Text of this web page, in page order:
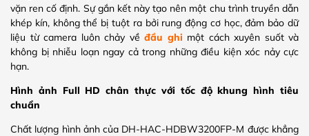
vặn ren cố định. Sự gắn kết này tạo nên một chu trình truyền dẫn
khép kín, không thể bị tuột ra bởi rung động cơ học, đảm bảo dữ
liệu từ camera luôn chảy về đầu ghi một cách xuyên suốt và
không bị nhiễu loạn ngay cả trong những điều kiện xóc nảy cực
hạn.
Hình ảnh Full HD chân thực với tốc độ khung hình tiêu
chuẩn
Chất lượng hình ảnh của DH-HAC-HDBW3200FP-M được khẳng